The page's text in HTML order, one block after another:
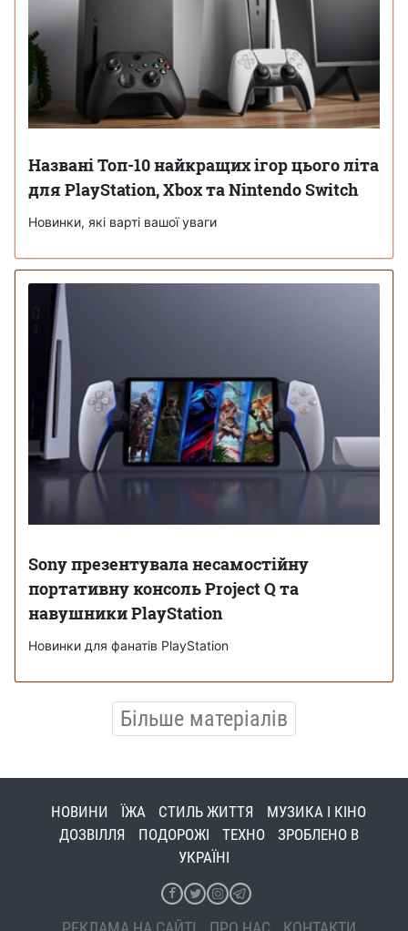
Названі Топ-10 найкращих ігор цього літа
для PlayStation, Xbox та Nintendo Switch
Новинки, які варті вашої уваги
Sony презентувала несамостійну
портативну консоль Project Q та
навушники PlayStation
Новинки для фанатів PlayStation
Більше матеріалів
НОВИНИ ЇЖА СТИЛЬ ЖИТТЯ
МУЗИКА І КІНО
ДОЗВІЛЛЯ
ПОДОРОЖІ ТЕХНО
ЗРОБЛЕНО В
УКРАЇНІ